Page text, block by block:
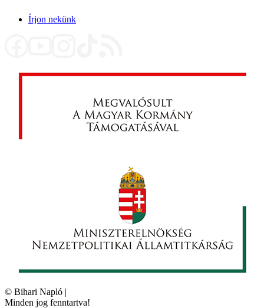
Írjon nekünk
© Bihari Napló |
Minden jog fenntartva!